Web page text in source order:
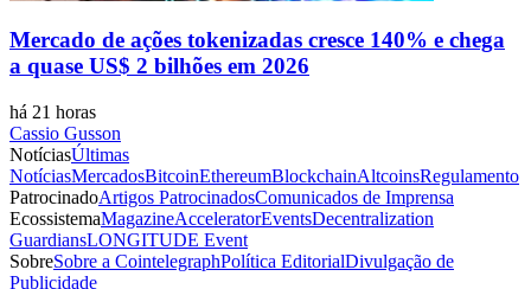
Mercado de ações tokenizadas cresce 140% e chega
a quase US$ 2 bilhões em 2026
há 21 horas
Cassio Gusson
NotíciasÚltimas
NotíciasMercadosBitcoinEthereumBlockchainAltcoinsRegulamento
PatrocinadoArtigos PatrocinadosComunicados de Imprensa
EcossistemaMagazineAcceleratorEventsDecentralization
GuardiansLONGITUDE Event
SobreSobre a CointelegraphPolítica EditorialDivulgação de
Publicidade